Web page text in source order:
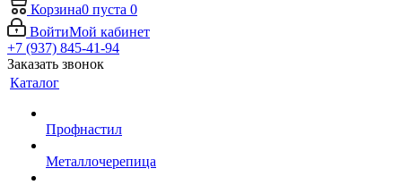
Корзина0 пуста 0
ВойтиМой кабинет
+7 (937) 845-41-94
Заказать звонок
Каталог
Профнастил
Металлочерепица